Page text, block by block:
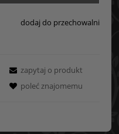
dodaj do przechowalni
zapytaj o produkt
poleć znajomemu